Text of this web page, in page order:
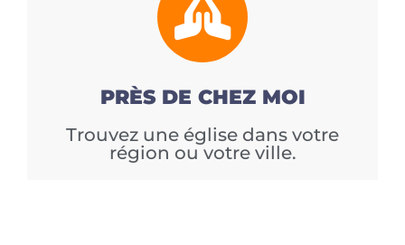
PRÈS DE CHEZ MOI
Trouvez une église dans votre
région ou votre ville.